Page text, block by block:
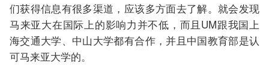
们获得信息有很多渠道，应该多方面去了解。就会发现
马来亚大在国际上的影响力并不低，而且UM跟我国上
海交通大学、中山大学都有合作，并且中国教育部是认
可马来亚大学的。